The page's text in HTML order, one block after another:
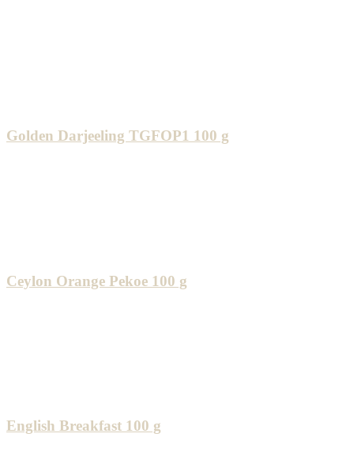
Golden Darjeeling TGFOP1 100 g
Ceylon Orange Pekoe 100 g
English Breakfast 100 g